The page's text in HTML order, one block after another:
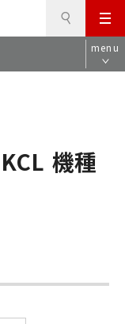
メ
ニ
ュ
menu
機種